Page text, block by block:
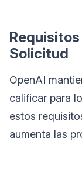
Solicitud
OpenAI
calificar para
estos
aumenta las